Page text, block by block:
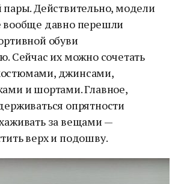
пары. Действительно, модели
вообще давно перешли
обуви
Сейчас их можно сочетать
джинсами,
и шортами. Главное,
опрятности
за вещами —
верх и подошву.